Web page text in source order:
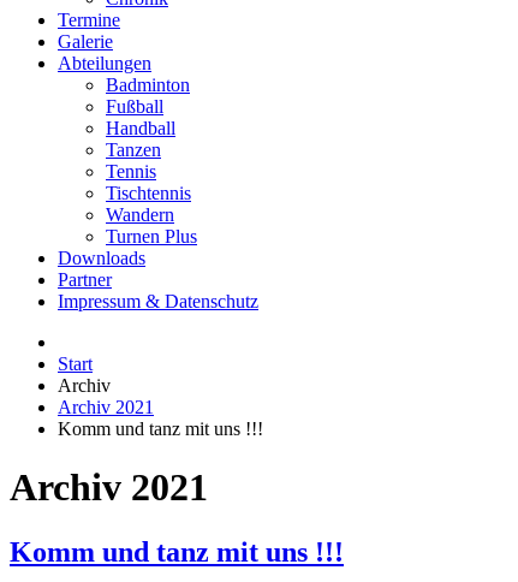
Termine
Galerie
Abteilungen
Badminton
Fußball
Handball
Tanzen
Tennis
Tischtennis
Wandern
Turnen Plus
Downloads
Partner
Impressum & Datenschutz
Start
Archiv
Archiv 2021
Komm und tanz mit uns !!!
Archiv 2021
Komm und tanz mit uns !!!